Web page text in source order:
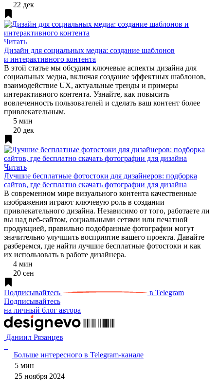
22 дек
Читать
Дизайн для социальных медиа: создание шаблонов
и интерактивного контента
В этой статье мы обсудим ключевые аспекты дизайна для
социальных медиа, включая создание эффектных шаблонов,
взаимодействие UX, актуальные тренды и примеры
интерактивного контента. Узнайте, как повысить
вовлеченность пользователей и сделать ваш контент более
привлекательным.
5 мин
20 дек
Читать
Лучшие бесплатные фотостоки для дизайнеров: подборка
сайтов, где бесплатно скачать фотографии для дизайна
В современном мире визуального контента качественные
изображения играют ключевую роль в создании
привлекательного дизайна. Независимо от того, работаете ли
вы над веб-сайтом, социальными сетями или печатной
продукцией, правильно подобранные фотографии могут
значительно улучшить восприятие вашего проекта. Давайте
разберемся, где найти лучшие бесплатные фотостоки и как
их использовать в работе дизайнера.
4 мин
20 сен
Подписывайтесь
в Telegram
Подписывайтесь
на личный блог автора
Даниил Рязанцев
Больше интересного в Telegram‑канале
5 мин
25 ноября 2024